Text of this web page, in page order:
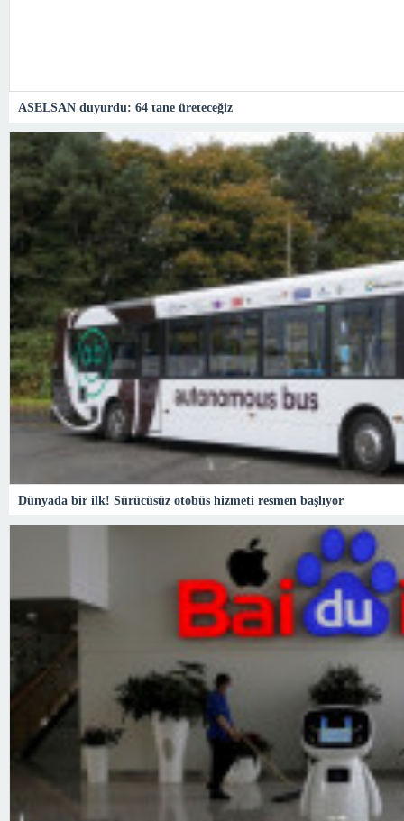
ASELSAN duyurdu: 64 tane üreteceğiz
Dünyada bir ilk! Sürücüsüz otobüs hizmeti resmen başlıyor